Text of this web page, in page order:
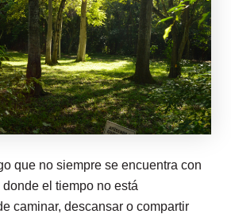
que no siempre se encuentra con
el tiempo no está
caminar, descansar o compartir